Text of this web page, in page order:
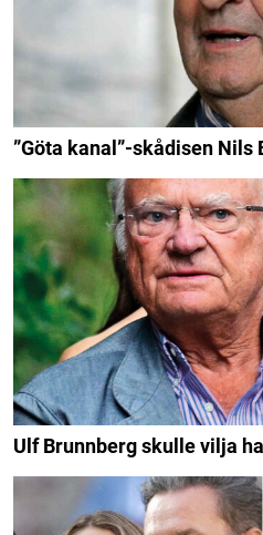
”Göta kanal”-skådisen Nils
Ulf Brunnberg skulle vilja